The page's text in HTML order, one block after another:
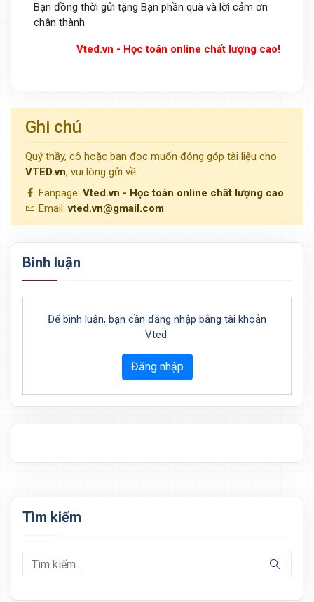
Bạn đồng thời gửi tặng Bạn phần quà và lời cảm ơn
chân thành.
Vted.vn - Học toán online chất lượng cao!
Ghi chú
Quý thầy, cô hoặc bạn đọc muốn đóng góp tài liệu cho
VTED.vn, vui lòng gửi về:
Fanpage: Vted.vn - Học toán online chất lượng cao
Email:vted.vn@gmail.com
Bình luận
Để bình luận, bạn cần đăng nhập bằng tài khoản
Vted.
Đăng nhập
Tìm kiếm